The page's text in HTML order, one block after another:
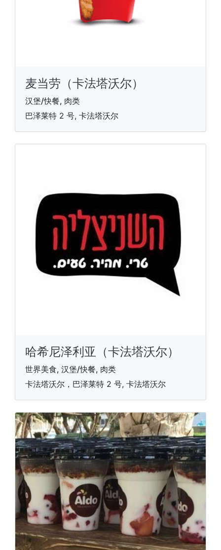
麦当劳（卡法塔沃尔）
汉堡/快餐, 肉类
巴泽莱特 2 号, 卡法塔沃尔
哈希尼泽利亚（卡法塔沃尔）
世界美食, 汉堡/快餐, 肉类
卡法塔沃尔，巴泽莱特 2 号, 卡法塔沃尔